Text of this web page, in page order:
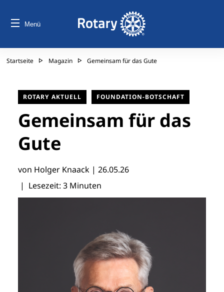
Menü
Startseite Magazin Gemeinsam für das Gute
ROTARY AKTUELL FOUNDATION-BOTSCHAFT
Gemeinsam für das
Gute
von Holger Knaack | 26.05.26
| Lesezeit: 3 Minuten